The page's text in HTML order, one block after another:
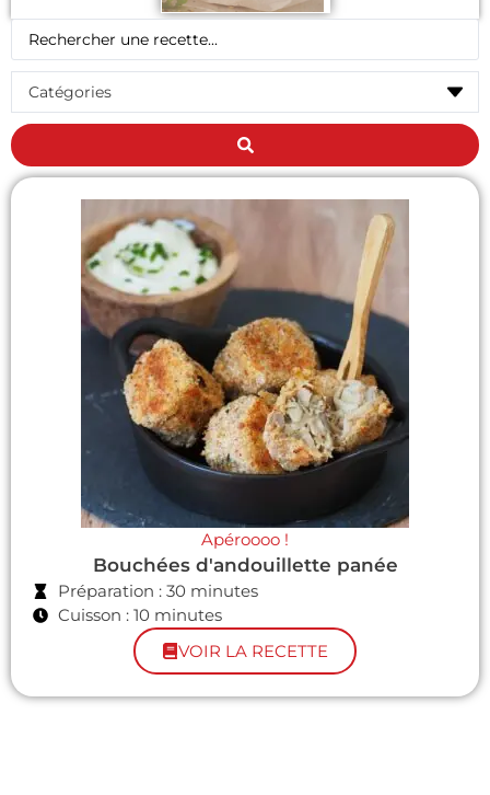
Apéroooo !
Bouchées d'andouillette panée
Préparation : 30 minutes
Cuisson : 10 minutes
VOIR LA RECETTE